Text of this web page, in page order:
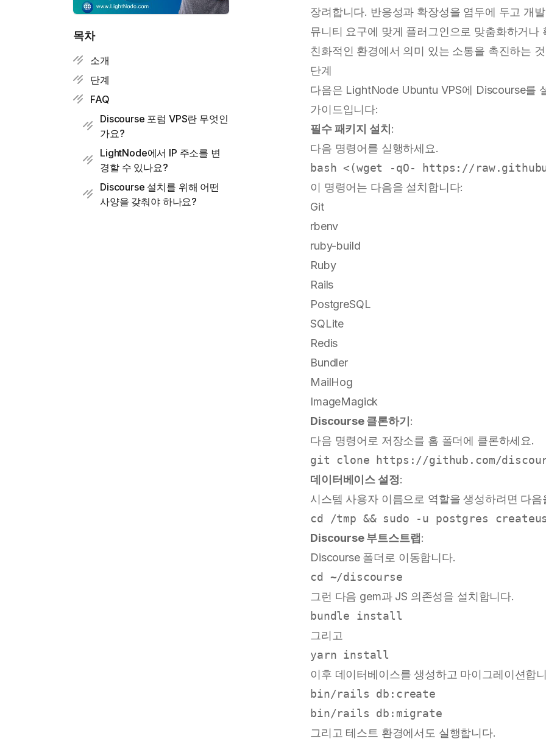
목차
소개
단계
FAQ
Discourse 포럼 VPS란 무엇인
가요?
LightNode에서 IP 주소를 변
경할 수 있나요?
Discourse 설치를 위해 어떤
사양을 갖춰야 하나요?
장려합니다. 반응성과 확장성을 염두에 두고 개
뮤니티 요구에 맞게 플러그인으로 맞춤화하거
친화적인 환경에서 의미 있는 소통을 촉진하는
단계
다음은 LightNode Ubuntu VPS에 Discourse를
가이드입니다:
필수 패키지 설치 :
다음 명령어를 실행하세요.
이 명령어는 다음을 설치합니다:
Git
rbenv
ruby-build
Ruby
Rails
PostgreSQL
SQLite
Redis
Bundler
MailHog
ImageMagick
Discourse 클론하기 :
다음 명령어로 저장소를 홈 폴더에 클론하세요.
데이터베이스 설정:
시스템 사용자 이름으로 역할을 생성하려면 다
Discourse 부트스트랩 :
Discourse 폴더로 이동합니다.
그런 다음 gem과 JS 의존성을 설치합니다.
그리고
이후 데이터베이스를 생성하고 마이그레이션합
그리고 테스트 환경에서도 실행합니다.